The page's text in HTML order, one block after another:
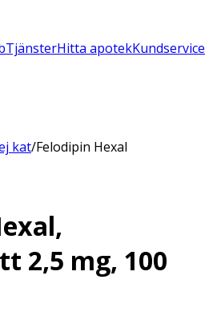
TjänsterHitta apotekKundservice
kat/Felodipin Hexal
2,5 mg, 100